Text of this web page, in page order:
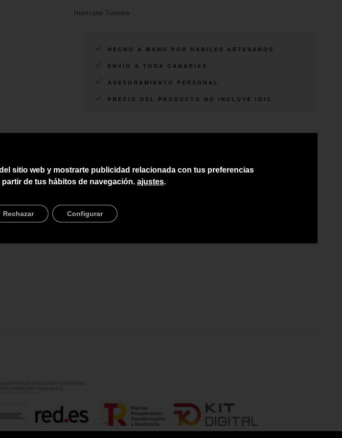
Hurricane Tortoise
HECHO A MANO POR HÁBILES ARTESANOS
ENVÍO A TODA CANARIAS
ASESORAMIENTO PERSONAL
PRECIO DEL PRODUCTO NO INCLUYE IGIC
sitio web y mostrarte publicidad relacionada con tus preferencias
de tus hábitos de navegación. ajustes.
Rechazar Configurar